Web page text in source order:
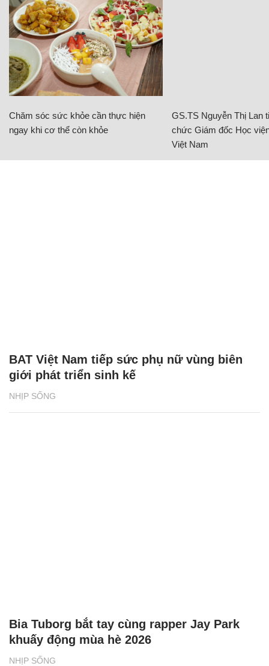
Chăm sóc sức khỏe cần thực hiện
ngay khi cơ thể còn khỏe
GS.TS Nguyễn Thị Lan
chức Giám đốc Học
Việt Nam
NHỊP SỐNG
BAT Việt Nam tiếp sức phụ nữ vùng biên
giới phát triển sinh kế
NHỊP SỐNG
Bia Tuborg bắt tay cùng rapper Jay Park
khuấy động mùa hè 2026